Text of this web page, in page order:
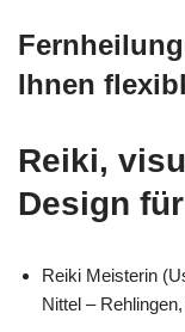
Ihnen
Reiki,
Design
Reiki Meisterin
Nittel –